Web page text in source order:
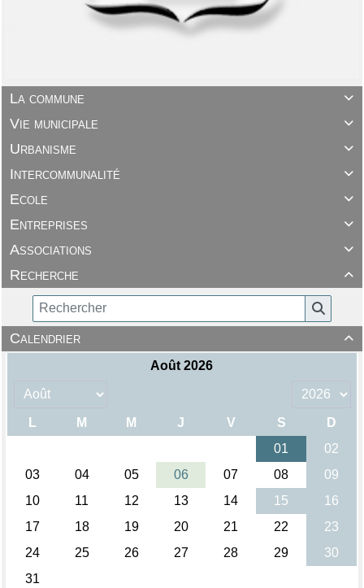

La commune

Vie municipale

Urbanisme

Intercommunalité

Ecole

Entreprises

Associations

Recherche

Calendrier